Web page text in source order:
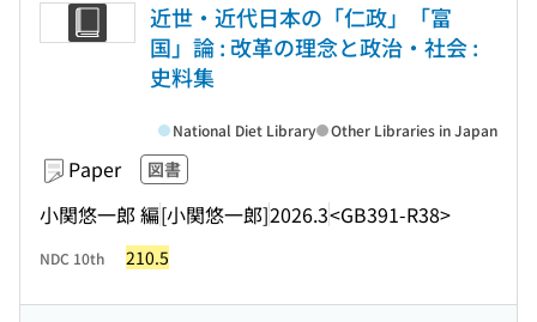
近世・近代日本の「仁政」「富
国」論 : 改革の理念と政治・社会 :
史料集
Paper 図書
小関悠一郎 編[小関悠一郎]2026.3<GB391-R38>
National Diet Library Other Libraries in Japan
NDC 10th 210.5